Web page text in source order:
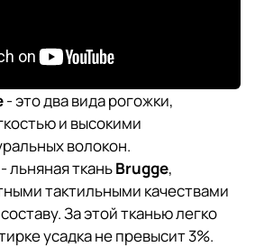
- это два вида рогожки,
и высокими
волокон.
льняная тканьBrugge,
тактильными качествами
За этой тканью легко
усадка не превысит 3%.